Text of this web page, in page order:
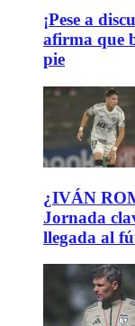
¡Pese a
afirma que
pie
¿IVÁN
Jornada
llegada al